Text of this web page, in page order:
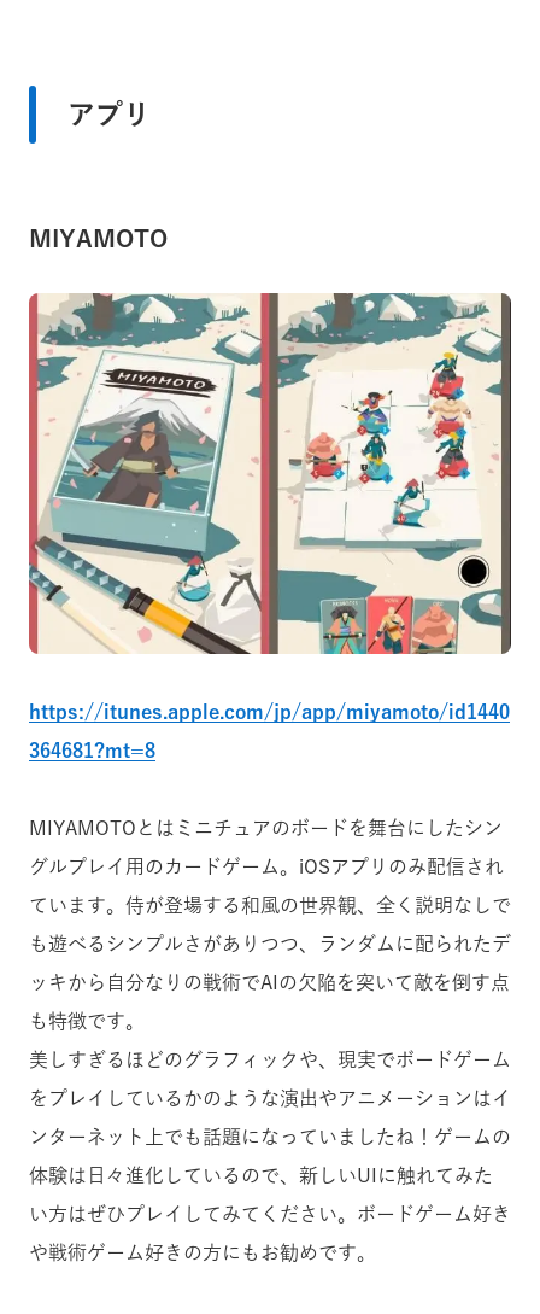
アプリ
MIYAMOTO
https://itunes.apple.com/jp/app/miyamoto/id1440
364681?mt=8
MIYAMOTOとは ミニチュアのボードを舞台にしたシン
グルプレイ用のカードゲーム。iOSアプリのみ配信され
ています。 侍が登場する 和風の世界観、全く説明なしで
も遊べるシンプルさがありつつ、
ランダムに配られたデ
ッキから自分なりの戦術でAIの欠陥を突いて敵を倒す点
も特徴です。
美しすぎるほどのグラフィックや、現実でボードゲーム
をプレイしているかのような演出やアニメーションはイ
ンターネット上でも話題になっていましたね！ゲームの
体験は日々進化しているので、新しいUIに触れてみた
い方はぜひプレイしてみてください。ボードゲーム好き
や戦術ゲーム好きの方にもお勧めです。